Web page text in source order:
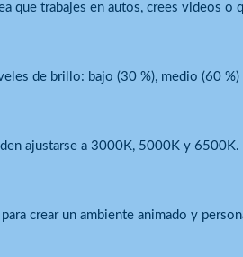
que trabajes en autos, crees
de brillo: bajo (30 %), medio (60 %)
ajustarse a 3000K, 5000K y 6500K.
crear un ambiente animado y